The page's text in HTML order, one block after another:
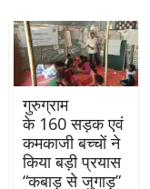
गुरुग्राम
के 160 सड़क एवं
कमकाजी बच्चों ने
किया बड़ी प्रयास
“कबाड़ से जुगाड़”